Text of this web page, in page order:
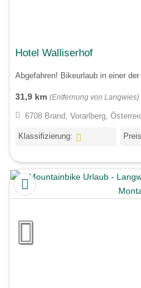
Hotel Walliserhof
Abgefahren! Bikeurlaub in einer
31,9 km (Entfernung von Langwies)
6708 Brand, Vorarlberg,
Klassifizierung: